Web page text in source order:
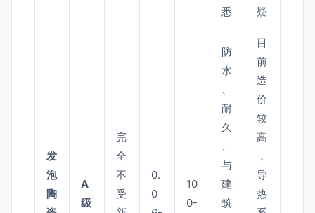
悉
疑
发
泡
陶
A
级
完
全
不
受
0.
0
10
0-
防
水
、
耐
久
、
与
建
筑
目
前
造
价
较
高
，
导
热